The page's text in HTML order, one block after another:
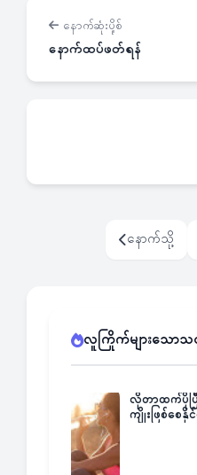
နောက်ဆုံးပို့စ်
နောက်ထပ်ဖတ်ရန်
နောက်သို့
လူကြိုက်များသောသ
လိုတာထက်ပိုပ
ကျိုးဖြစ်စေ